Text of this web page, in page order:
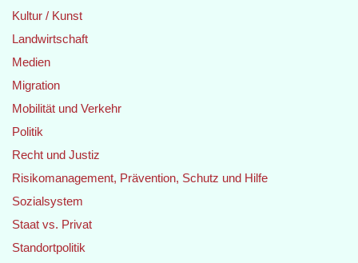
Kultur / Kunst
Landwirtschaft
Medien
Migration
Mobilität und Verkehr
Politik
Recht und Justiz
Risikomanagement, Prävention, Schutz und Hilfe
Sozialsystem
Staat vs. Privat
Standortpolitik